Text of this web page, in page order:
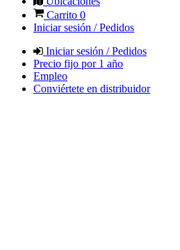
Carrito 0
Iniciar sesión / Pedidos
Iniciar sesión / Pedidos
Precio fijo por 1 año
Empleo
Conviértete en distribuidor